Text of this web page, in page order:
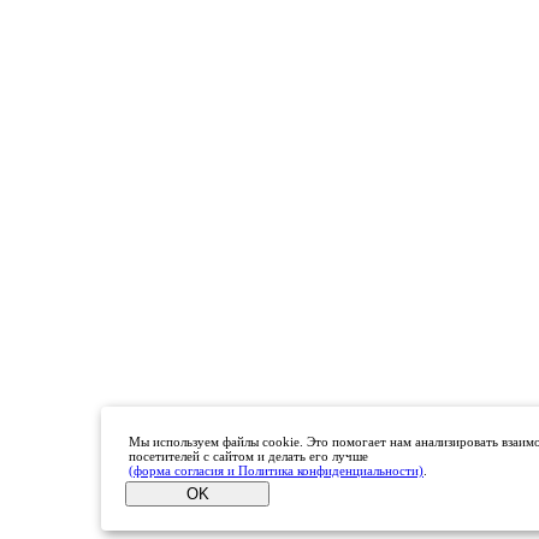
Мы используем файлы cookie. Это помогает нам анализировать
посетителей с сайтом и делать его лучше
(форма согласия и Политика конфиденциальности)
OK